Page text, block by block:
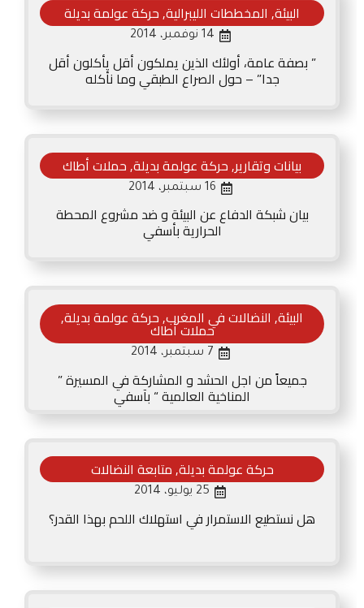
البيئة, المخططات الليبرالية,حركة عولمة بديلة
14 نوفمبر، 2014
” بصفة عامة، أولئك الذين يملكون أقل يأكلون أقل
جدا” – حول الصراع الطبقي وما نأكله
بيانات وتقارير,حركة عولمة بديلة,حملات أطاك
16 سبتمبر، 2014
بيان شبكة الدفاع عن البيئة و ضد مشروع المحطة
الحرارية بأسفي
البيئة, النضالات في المغرب,حركة عولمة بديلة,
حملات أطاك
7 سبتمبر، 2014
جميعاً من اجل الحشد و المشاركة في المسيرة ”
المناخية العالمية “ بآسفي
حركة عولمة بديلة,متابعة النضالات
25 يوليو، 2014
هل نستطيع الاستمرار في استهلاك اللحم بهذا القدر؟